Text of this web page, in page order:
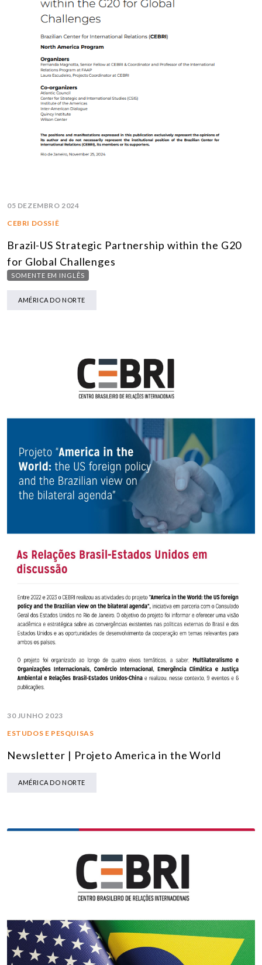
05 DEZEMBRO 2024
CEBRI DOSSIÊ
Brazil-US Strategic Partnership within the G20
for Global Challenges
SOMENTE EM INGLÊS
AMÉRICA DO NORTE
30 JUNHO 2023
ESTUDOS E PESQUISAS
Newsletter | Projeto America in the World
AMÉRICA DO NORTE